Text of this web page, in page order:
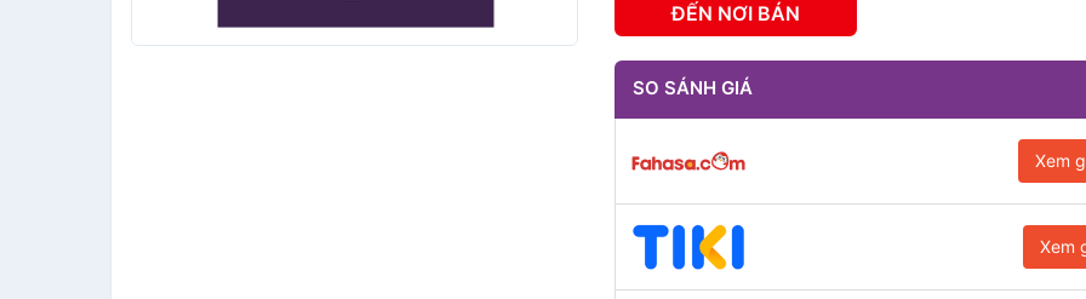
ĐẾN NƠI BÁN
SO SÁNH GIÁ
Xem
Xem